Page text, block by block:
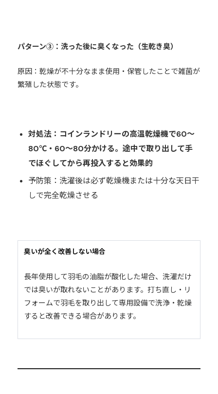
パターン③：洗った後に臭くなった（生乾き臭）
原因：乾燥が不十分なまま使用・保管したことで雑菌が
繁殖した状態です。
対処法：コインランドリーの高温乾燥機で60〜
80℃・60〜80分かける。途中で取り出して手
でほぐしてから再投入すると効果的
予防策：洗濯後は必ず乾燥機または十分な天日干
しで完全乾燥させる
臭いが全く改善しない場合
長年使用して羽毛の油脂が酸化した場合、洗濯だけ
では臭いが取れないことがあります。打ち直し・リ
フォームで羽毛を取り出して専用設備で洗浄・乾燥
すると改善できる場合があります。